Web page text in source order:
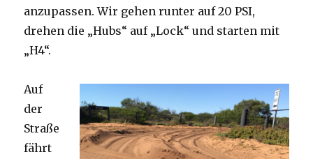
anzupassen. Wir gehen runter auf 20 PSI,
drehen die „Hubs“ auf „Lock“ und starten mit
„H4“.
Auf
der
Straße
fährt